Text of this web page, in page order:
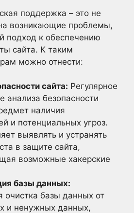
поддержка – это не
возникающие проблемы,
подход к обеспечению
сайта. К таким
можно отнести:
сайта: Регулярное
анализа безопасности
наличия
и потенциальных угроз.
выявлять и устранять
в защите сайта,
возможные хакерские
базы данных:
очистка базы данных от
и ненужных данных,